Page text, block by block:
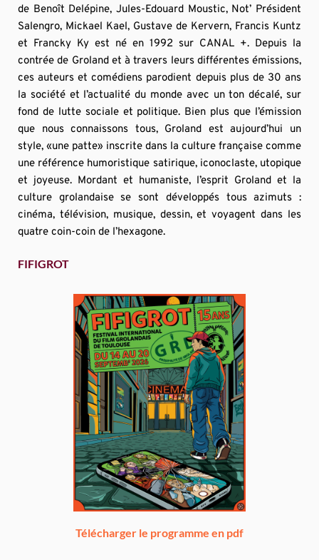
de Benoît Delépine, Jules-Edouard Moustic, Not’ Président
Salengro, Mickael Kael, Gustave de Kervern, Francis Kuntz
et Francky Ky est né en 1992 sur CANAL +. Depuis la
contrée de Groland et à travers leurs différentes émissions,
ces auteurs et comédiens parodient depuis plus de 30 ans
la société et l’actualité du monde avec un ton décalé, sur
fond de lutte sociale et politique. Bien plus que l’émission
que nous connaissons tous, Groland est aujourd’hui un
style, «une patte» inscrite dans la culture française comme
une référence humoristique satirique, iconoclaste, utopique
et joyeuse. Mordant et humaniste, l’esprit Groland et la
culture grolandaise se sont développés tous azimuts :
cinéma, télévision, musique, dessin, et voyagent dans les
quatre coin-coin de l’hexagone.
FIFIGROT
Télécharger le programme en pdf